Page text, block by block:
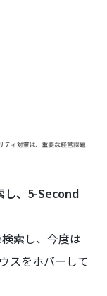
し、5-Second
索し、今度は
スをホバーして